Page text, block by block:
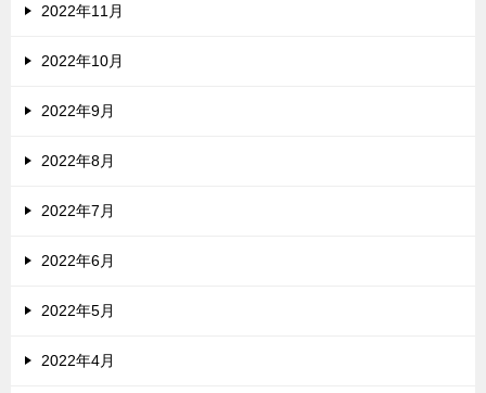
2022年11月
2022年10月
2022年9月
2022年8月
2022年7月
2022年6月
2022年5月
2022年4月